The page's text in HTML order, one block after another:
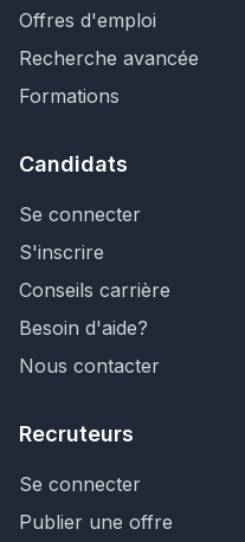
Offres d'emploi
Recherche avancée
Formations
Candidats
Se connecter
S'inscrire
Conseils carrière
Besoin d'aide?
Nous contacter
Recruteurs
Se connecter
Publier une offre